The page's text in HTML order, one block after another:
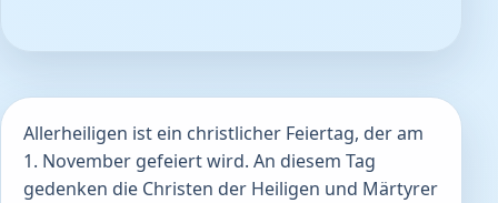
Allerheiligen ist ein christlicher Feiertag, der am
1. November gefeiert wird. An diesem Tag
gedenken die Christen der Heiligen und Märtyrer